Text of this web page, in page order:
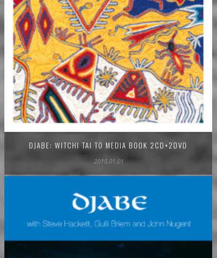
DJABE: WITCHI TAI TO MEDIA BOOK 2CD+2DVD
2015.01.01